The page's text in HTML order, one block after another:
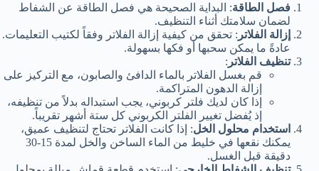
فصل الطاقة: البداية الصحيحة هي فصل الطاقة عن الشفاط
لضمان سلامتك أثناء التنظيف.
إزالة الفلاتر : تحقق من كيفية إزالة الفلاتر وفقاً لكتيب التعليمات.
عادةً ما يمكن سحبها أو فكها بسهولة.
تنظيف الفلاتر :
قم بغسل الفلاتر بالماء الدافئ والصابون، مع التركيز على
إزالة الدهون المتراكمة.
إذا كان لديك فلتر كربوني، يجب استبداله بدلاً من تنظيفه،
إذ يُفضل تغيير الفلتر الكربوني كل ستة أشهر تقريباً.
استخدام محلول الخل: إذا كانت الفلاتر تحتاج لتنظيف عميق،
يمكنك نقعها في خليط من الماء الساخن والخل لمدة 15-30
دقيقة قبل الغسل.